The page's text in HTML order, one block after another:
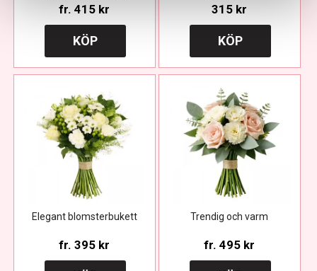
fr. 415 kr
KÖP
315 kr
KÖP
Elegant blomsterbukett
fr. 395 kr
Trendig och varm
fr. 495 kr